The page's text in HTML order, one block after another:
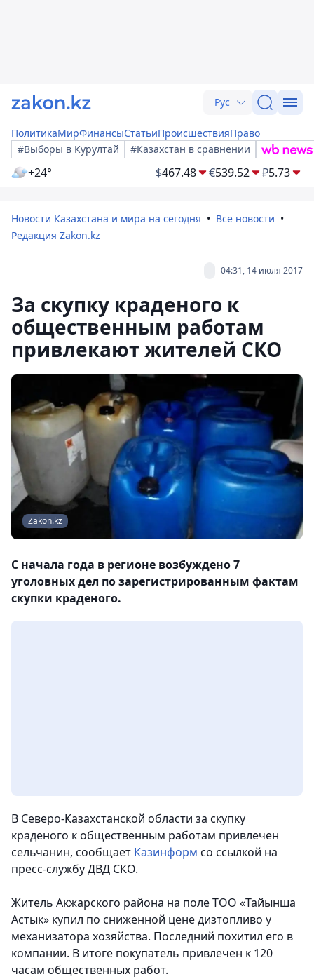
Рус
ПолитикаМирФинансыСтатьиПроисшествияПраво
#Выборы в Курултай
#Казахстан в сравнении
+24° $467.48 €539.52 ₽5.73
Новости Казахстана и мира на сегодня
Все новости
Редакция Zakon.kz
04:31, 14 июля 2017
За скупку краденого к
общественным работам
привлекают жителей СКО
Zakon.kz
С начала года в регионе возбуждено 7
уголовных дел по зарегистрированным фактам
скупки краденого.
В Северо-Казахстанской области за скупку
краденого к общественным работам привлечен
сельчанин, сообщает Казинформ со ссылкой на
пресс-службу ДВД СКО.
Житель Акжарского района на поле ТОО «Тайынша
Астык» купил по сниженной цене дизтопливо у
механизатора хозяйства. Последний похитил его в
компании. В итоге покупатель привлечен к 120
часам общественных работ.